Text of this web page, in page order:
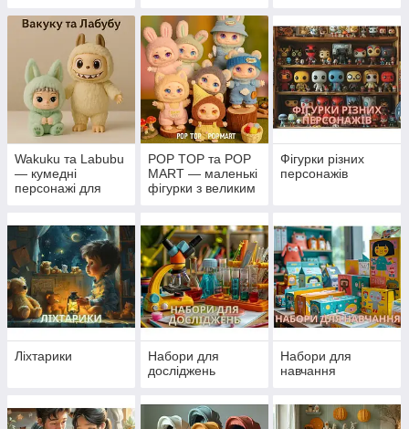
Wakuku та Labubu
— кумедні
персонажі для
POP TOP та POP
MART — маленькі
фігурки з великим
Фігурки різних
персонажів
Ліхтарики
Набори для
досліджень
Набори для
навчання